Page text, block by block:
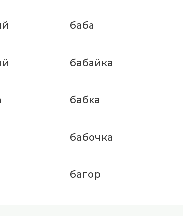
баба
бабайка
бабка
бабочка
багор